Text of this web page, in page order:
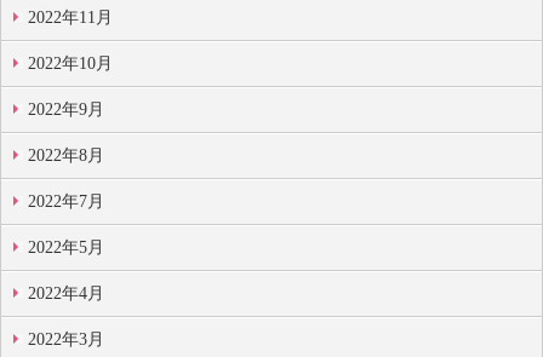
2022年11月
2022年10月
2022年9月
2022年8月
2022年7月
2022年5月
2022年4月
2022年3月